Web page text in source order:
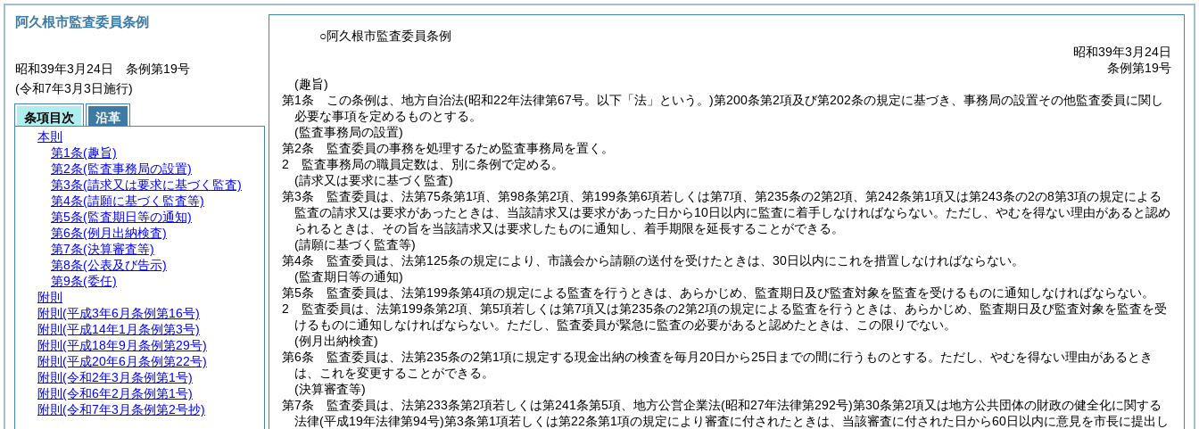
○阿久根市監査委員条例
昭和39年3月24日
条例第19号
(趣旨)
第1条
この条例は、地方自治法(昭和22年法律第67号。以下「法」という。)第200条第2項及び第202条の規定に基づき、事務局の設置その他監査委員に関し
必要な事項を定めるものとする。
(監査事務局の設置)
第2条
監査委員の事務を処理するため監査事務局を置く。
2
監査事務局の職員定数は、別に条例で定める。
(請求又は要求に基づく監査)
第3条
監査委員は、法第75条第1項、第98条第2項、第199条第6項若しくは第7項、第235条の2第2項、第242条第1項又は第243条の2の8第3項の規定による
監査の請求又は要求があったときは、当該請求又は要求があった日から10日以内に監査に着手しなければならない。 ただし、やむを得ない理由があると認め
られるときは、その旨を当該請求又は要求したものに通知し、着手期限を延長することができる。
(請願に基づく監査等)
第4条
監査委員は、法第125条の規定により、市議会から請願の送付を受けたときは、30日以内にこれを措置しなければならない。
(監査期日等の通知)
第5条
監査委員は、法第199条第4項の規定による監査を行うときは、あらかじめ、監査期日及び監査対象を監査を受けるものに通知しなければならない。
2
監査委員は、法第199条第2項、第5項若しくは第7項又は第235条の2第2項の規定による監査を行うときは、あらかじめ、監査期日及び監査対象を監査を受
けるものに通知しなければならない。 ただし、監査委員が緊急に監査の必要があると認めたときは、この限りでない。
(例月出納検査)
第6条
監査委員は、法第235条の2第1項に規定する現金出納の検査を毎月20日から25日までの間に行うものとする。 ただし、やむを得ない理由があるとき
は、これを変更することができる。
(決算審査等)
第7条
監査委員は、法第233条第2項若しくは第241条第5項、地方公営企業法(昭和27年法律第292号)第30条第2項又は地方公共団体の財政の健全化に関する
法律(平成19年法律第94号)第3条第1項若しくは第22条第1項の規定により審査に付されたときは、当該審査に付された日から60日以内に意見を市長に提出し
阿久根市監査委員条例
昭和39年3月24日 条例第19号
(令和7年3月3日施行)
条項目次
沿革
本則
第1条(趣旨)
第2条(監査事務局の設置)
第3条(請求又は要求に基づく監査)
第4条(請願に基づく監査等)
第5条(監査期日等の通知)
第6条(例月出納検査)
第7条(決算審査等)
第8条(公表及び告示)
第9条(委任)
附則
附則 (平成3年6月条例第16号)
附則 (平成14年1月条例第3号)
附則 (平成18年9月条例第29号)
附則 (平成20年6月条例第22号)
附則 (令和2年3月条例第1号)
附則 (令和6年2月条例第1号)
附則 (令和7年3月条例第2号抄)